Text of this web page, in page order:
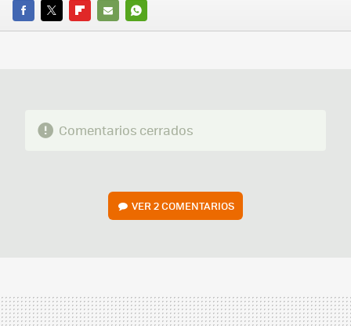
FACEBOOK
TWITTERFLIPBOARD
E-
WHATSAPP
Comentarios cerrados
VER2 COMENTARIOS